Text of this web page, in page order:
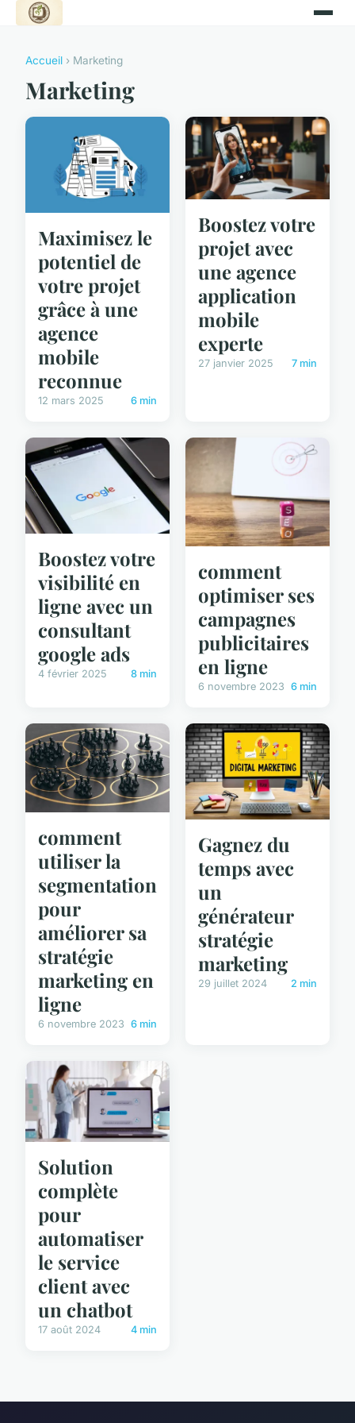
Accueil › Marketing
Marketing
Maximisez le
potentiel de
votre projet
grâce à une
agence
mobile
reconnue
12 mars 2025 6 min
Boostez votre
projet avec
une agence
application
mobile
experte
27 janvier 2025 7 min
Boostez votre
visibilité en
ligne avec un
consultant
google ads
4 février 2025 8 min
comment
optimiser ses
campagnes
publicitaires
en ligne
6 novembre 2023 6 min
comment
utiliser la
segmentation
pour
améliorer sa
stratégie
marketing en
ligne
6 novembre 2023 6 min
Gagnez du
temps avec
un
générateur
stratégie
marketing
29 juillet 2024 2 min
Solution
complète
pour
automatiser
le service
client avec
un chatbot
17 août 2024 4 min